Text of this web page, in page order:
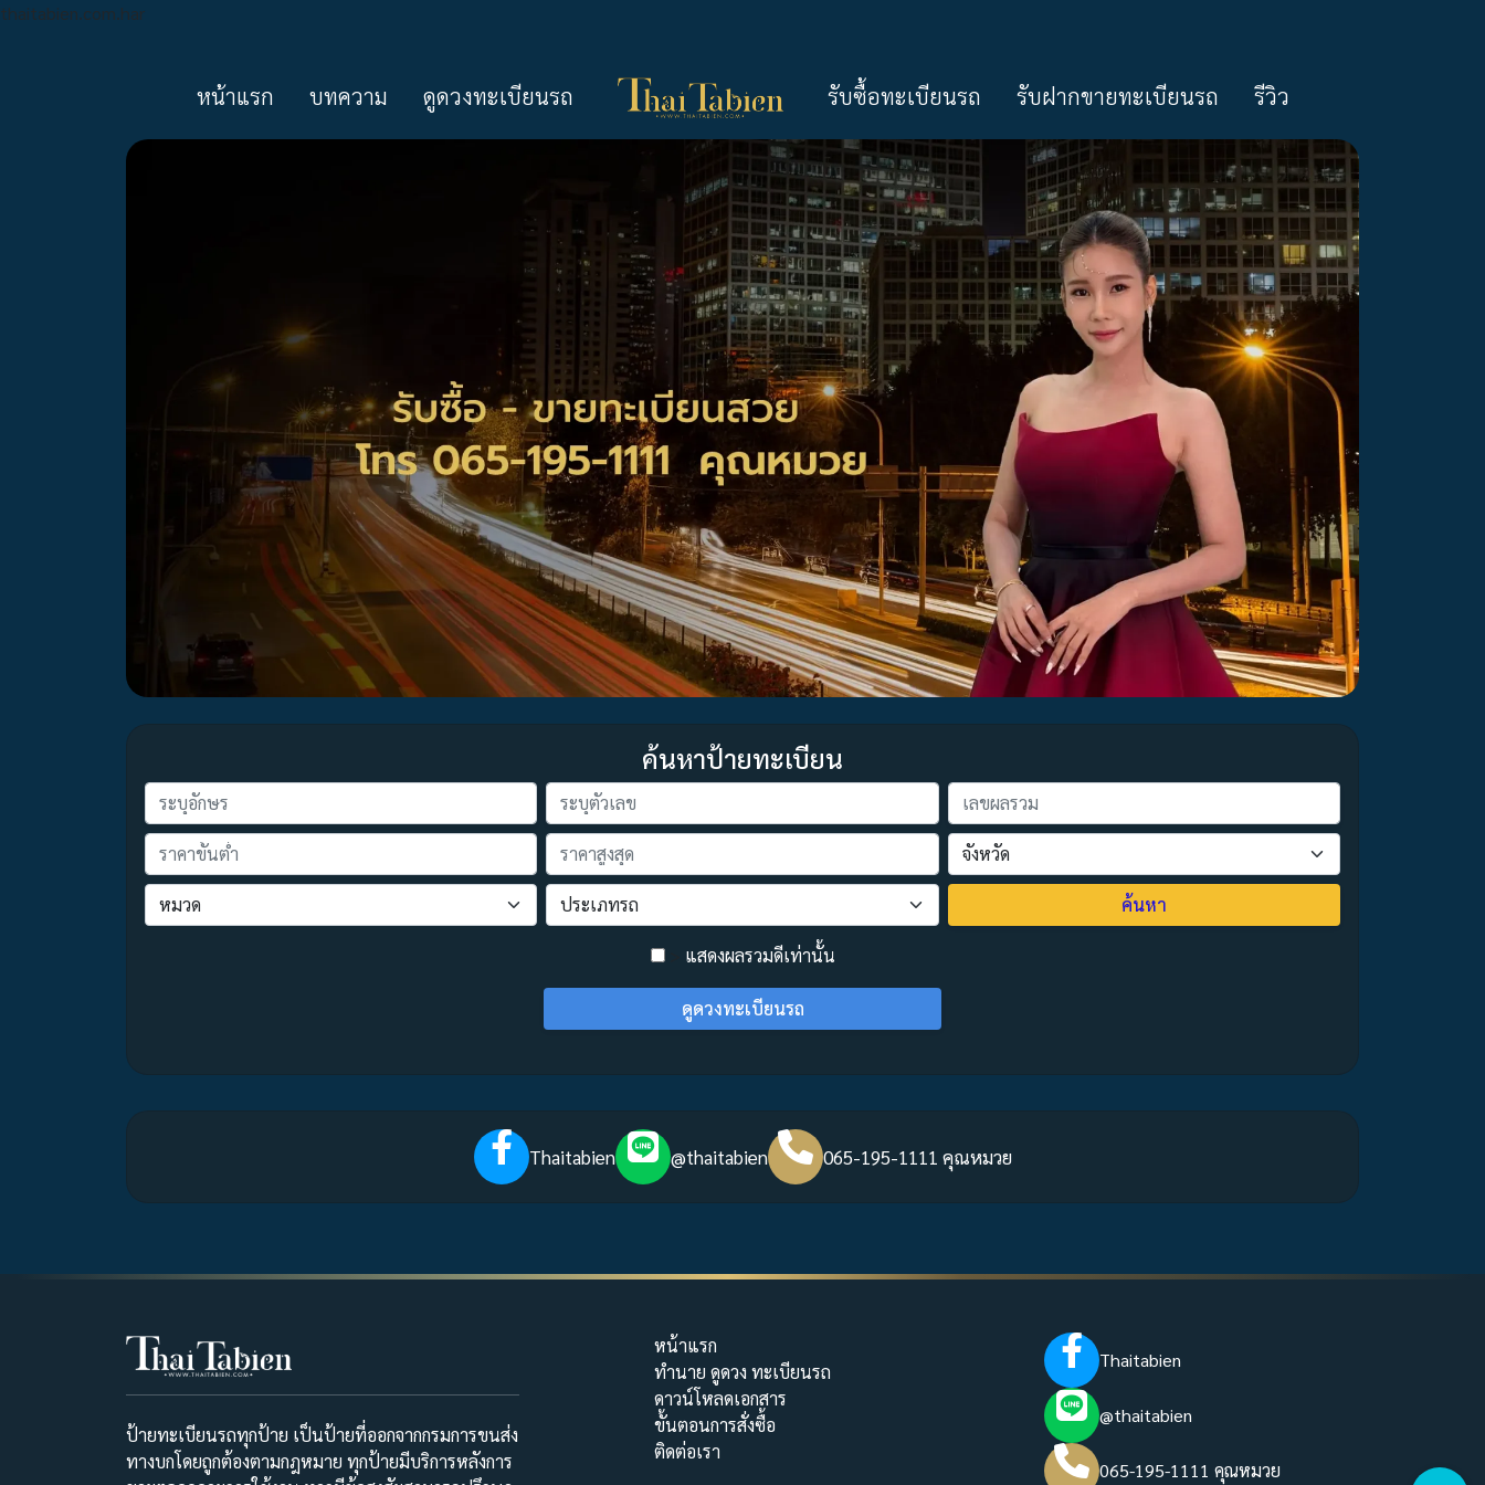
thaitabien.com.har
หน้าแรก บทความ ดูดวงทะเบียนรถ รับซื้อทะเบียนรถ รับฝากขายทะเบียนรถ รีวิว
ค้นหาป้ายทะเบียน
ค้นหา
> แสดงผลรวมดีเท่านั้น
ดูดวงทะเบียนรถ
Thaitabien @thaitabien 065-195-1111 คุณหมวย
ป้ายทะเบียนรถทุกป้าย เป็นป้ายที่ออกจากกรมการขนส่ง
ทางบกโดยถูกต้องตามกฎหมาย ทุกป้ายมีบริการหลังการ
หน้าแรก
ทำนาย ดูดวง ทะเบียนรถ
ดาวน์โหลดเอกสาร
ขั้นตอนการสั่งซื้อ
ติดต่อเรา
Thaitabien
@thaitabien
065-195-1111 คุณหมวย